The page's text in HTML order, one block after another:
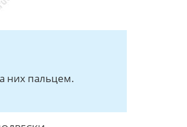
них пальцем.